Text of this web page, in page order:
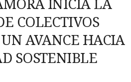
INICIA LA
COLECTIVOS
AVANCE HACIA
SOSTENIBLE